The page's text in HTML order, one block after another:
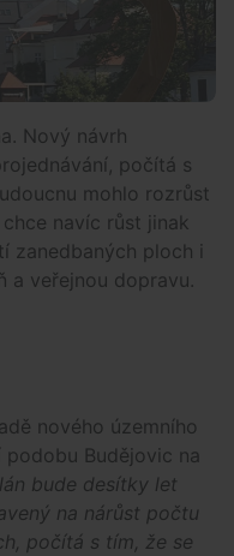
Nový návrh
počítá s
mohlo rozrůst
navíc růst jinak
zanedbaných ploch i
a veřejnou dopravu.
nového územního
Budějovic na
bude desítky let
na nárůst počtu
počítá s tím, že se